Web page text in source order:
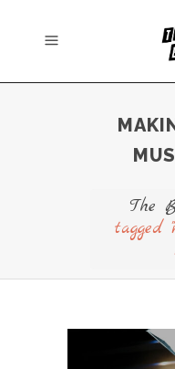
The
tagged